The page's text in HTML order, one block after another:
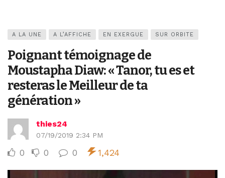
A LA UNE A L’AFFICHE EN EXERGUE SUR ORBITE
Poignant témoignage de
Moustapha Diaw: « Tanor, tu es et
resteras le Meilleur de ta
génération »
thies24
07/19/2019 2:34 PM
0 0 0 1,424